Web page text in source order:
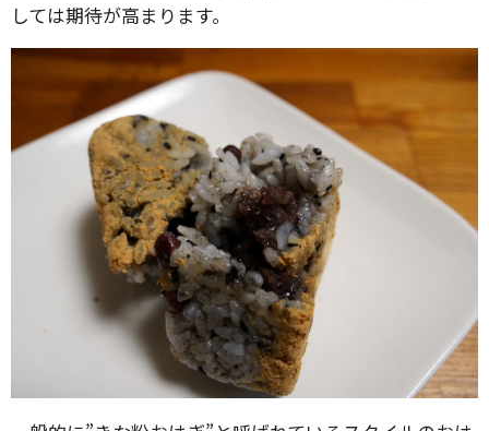
しては期待が高まります。